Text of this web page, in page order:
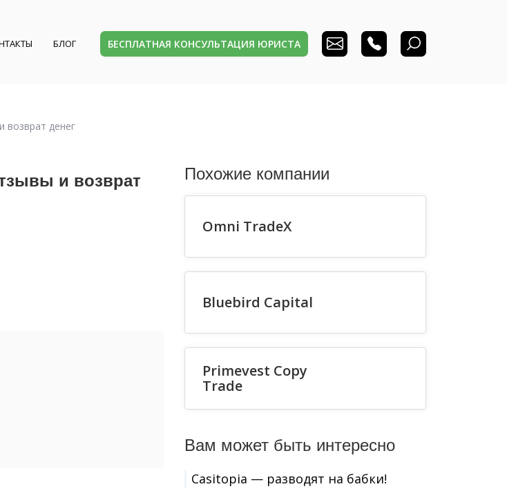
БЛОГ БЕСПЛАТНАЯ КОНСУЛЬТАЦИЯ ЮРИСТА
возврат денег
и возврат
Похожие компании
Omni TradeX
Bluebird Capital
Primevest Copy
Trade
Вам может быть интересно
Casitopia — разводят на бабки!